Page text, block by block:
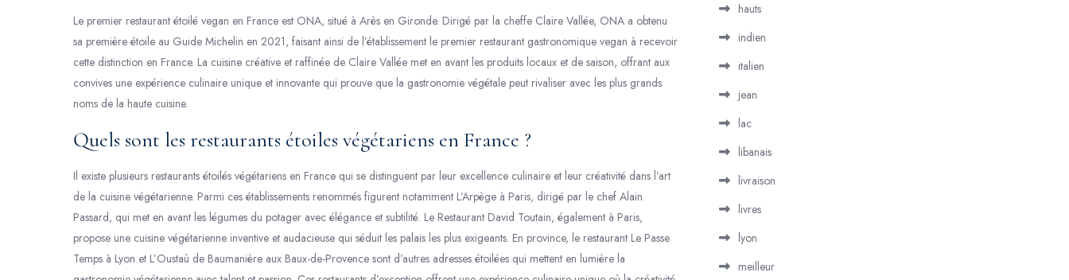
Le premier restaurant étoilé vegan en France est ONA, situé à Arès en Gironde. Dirigé par la cheffe Claire Vallée, ONA a obtenu
sa première étoile au Guide Michelin en 2021, faisant ainsi de l’établissement le premier restaurant gastronomique vegan à recevoir
cette distinction en France. La cuisine créative et raffinée de Claire Vallée met en avant les produits locaux et de saison, offrant aux
convives une expérience culinaire unique et innovante qui prouve que la gastronomie végétale peut rivaliser avec les plus grands
noms de la haute cuisine.
Quels sont les restaurants étoiles végétariens en France ?
Il existe plusieurs restaurants étoilés végétariens en France qui se distinguent par leur excellence culinaire et leur créativité dans l’art
de la cuisine végétarienne. Parmi ces établissements renommés figurent notamment L’Arpège à Paris, dirigé par le chef Alain
Passard, qui met en avant les légumes du potager avec élégance et subtilité. Le Restaurant David Toutain, également à Paris,
propose une cuisine végétarienne inventive et audacieuse qui séduit les palais les plus exigeants. En province, le restaurant Le Passe
Temps à Lyon et L’Oustaù de Baumanière aux Baux-de-Provence sont d’autres adresses étoilées qui mettent en lumière la
hauts
indien
italien
jean
lac
libanais
livraison
livres
lyon
meilleur